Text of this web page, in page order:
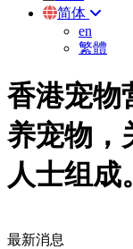
简体
en
繁體
香港宠物
养宠物，
人士组成。
最新消息